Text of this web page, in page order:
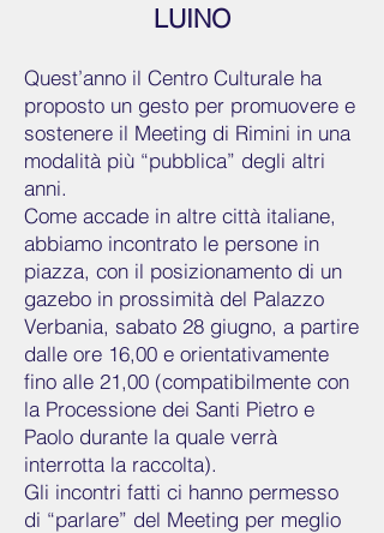
LUINO
Quest’anno il Centro Culturale ha
proposto un gesto per promuovere e
sostenere il Meeting di Rimini in una
modalità più “pubblica” degli altri
anni.
Come accade in altre città italiane,
abbiamo incontrato le persone in
piazza, con il posizionamento di un
gazebo in prossimità del Palazzo
Verbania, sabato 28 giugno, a partire
dalle ore 16,00 e orientativamente
fino alle 21,00 (compatibilmente con
la Processione dei Santi Pietro e
Paolo durante la quale verrà
interrotta la raccolta).
Gli incontri fatti ci hanno permesso
di “parlare” del Meeting per meglio